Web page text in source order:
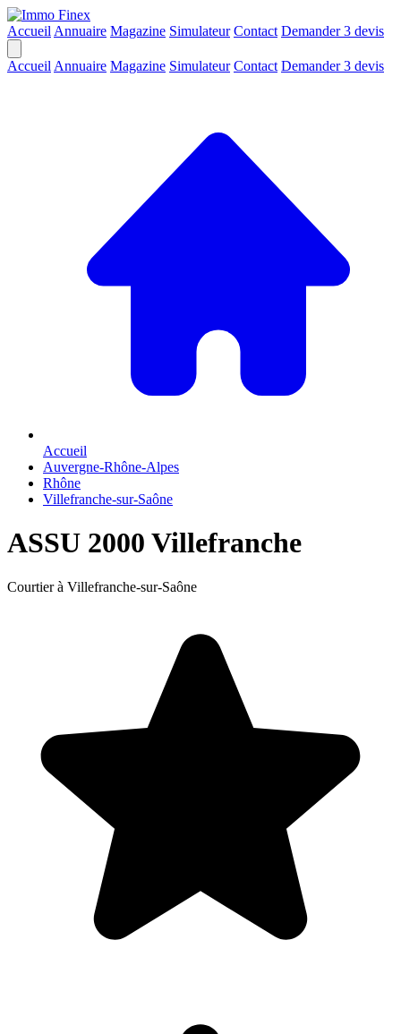
Accueil Annuaire Magazine Simulateur Contact Demander 3 devis
Accueil Annuaire Magazine Simulateur Contact Demander 3 devis
Accueil
Auvergne-Rhône-Alpes
Rhône
Villefranche-sur-Saône
ASSU 2000 Villefranche
Courtier à Villefranche-sur-Saône